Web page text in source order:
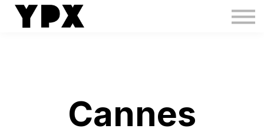
Creators Boost
Cannes